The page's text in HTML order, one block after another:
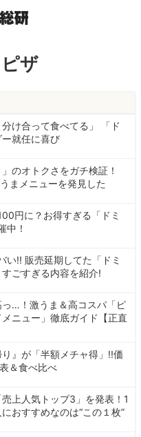
ザ
け合って食べてる」 「ド
就任に喜び
のオトクさをガチ検証！
まメニューを発見した
円に？お得すぎる「ドミ
中！
!! 販売延期してた「ドミ
ごすぎる内容を紹介!
っ…！激うま＆高コスパ「ピ
ニュー」徹底ガイド【正直
』が「半額メチャ得」!!価
＆食べ比べ
売上人気トップ3」を発表！1
おすすめなのは“この１枚”